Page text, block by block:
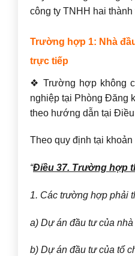
công ty TNHH hai
Trường hợp 1: Nhà
trực tiếp
❖ Trường hợp không
nghiệp tại Phòng Đăng
theo hướng dẫn tại
Theo quy định tại
“Điều 37. Trường hợp
1. Các trường hợp phải
a) Dự án đầu tư của
b) Dự án đầu tư của tổ